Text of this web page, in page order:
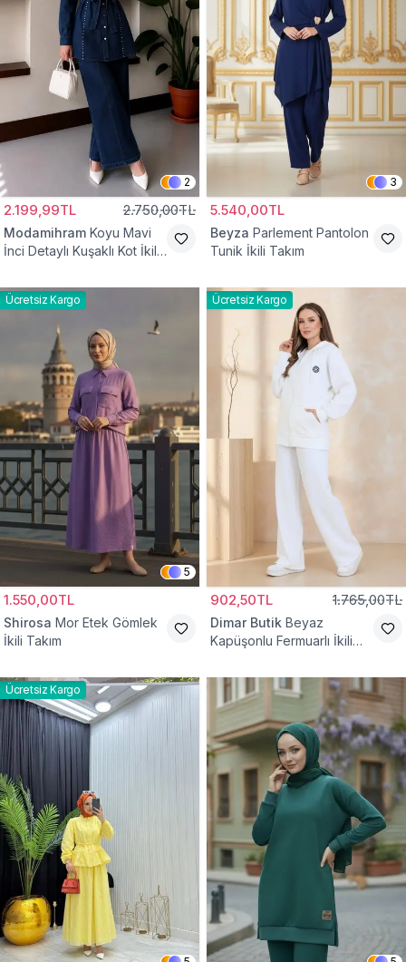
2
2.199,99TL 2.750,00TL
Modamihram Koyu Mavi
İnci Detaylı Kuşaklı Kot İkili
3
5.540,00TL
Beyza Parlement Pantolon
Tunik İkili Takım
Ücretsiz Kargo
5
1.550,00TL
Shirosa Mor Etek Gömlek
İkili Takım
Ücretsiz Kargo
902,50TL 1.765,00TL
Dimar Butik Beyaz
Kapüşonlu Fermuarlı İkili
Ücretsiz Kargo